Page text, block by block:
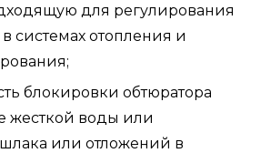
для регулирования
системах отопления и
блокировки обтюратора
жесткой воды или
или отложений в